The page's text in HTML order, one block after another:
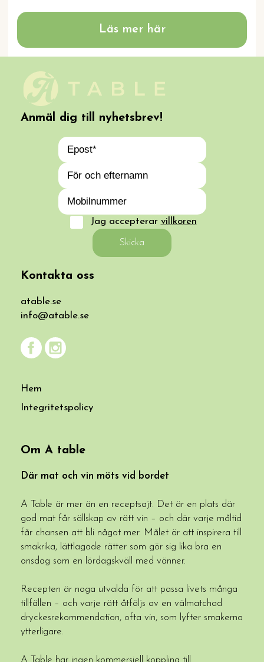
Läs mer här
Anmäl dig till nyhetsbrev!
Jag accepterar villkoren
Skicka
Kontakta oss
atable.se
info@atable.se
Hem
Integritetspolicy
Om A table
Där mat och vin möts vid bordet
A Table är mer än en receptsajt. Det är en plats där
god mat får sällskap av rätt vin – och där varje måltid
får chansen att bli något mer. Målet är att inspirera till
smakrika, lättlagade rätter som gör sig lika bra en
onsdag som en lördagskväll med vänner.
Recepten är noga utvalda för att passa livets många
tillfällen – och varje rätt åtföljs av en välmatchad
dryckesrekommendation, ofta vin, som lyfter smakerna
ytterligare.
A Table har ingen kommersiell koppling till